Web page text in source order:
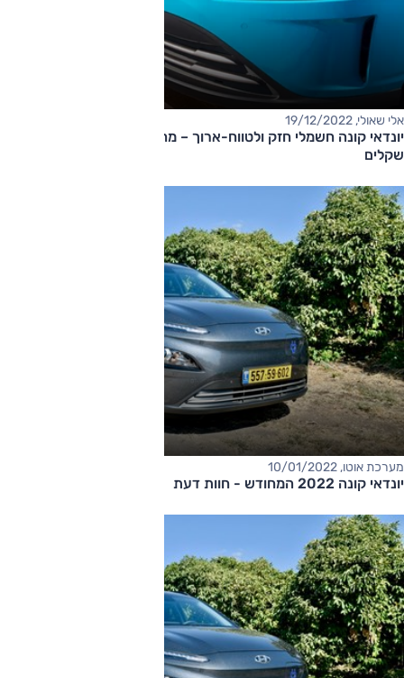
אלי שאולי, 19/12/2022
שקלים
מערכת אוטו, 10/01/2022
יונדאי קונה 2022 המחודש - חוות דעת